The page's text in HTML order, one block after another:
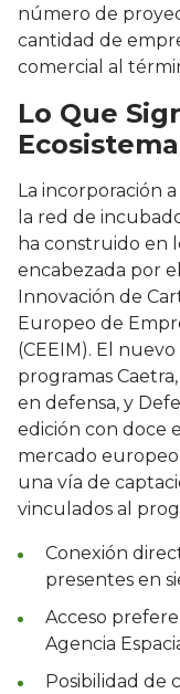
número de
cantidad de
comercial al
Lo Que
La incorporación
la red de
ha construido en
encabezada por
Innovación de
Europeo de
(CEEIM). El
programas
en defensa, y
edición con doce
mercado europeo
una vía de
vinculados al
Conexión
presentes en
Acceso
Agencia
Posibilidad de